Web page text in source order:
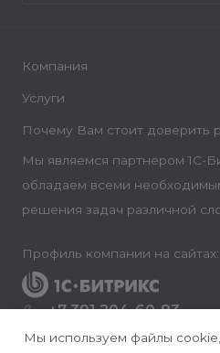
Компания
Услуги
Почему Вам стоит доверить
Мы являемся партнером 1С-
обладаем всеми
решения задач различной
Профиль компании на сайтах:
+7 391 204-60-83
Заказать звонок
Мы используем файлы